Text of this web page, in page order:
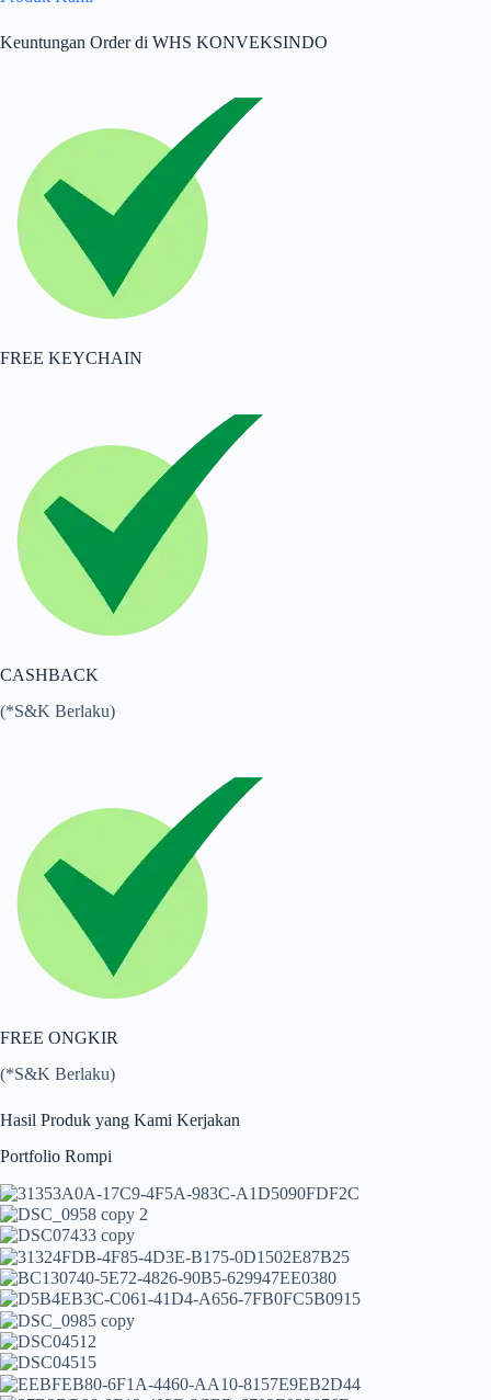
Keuntungan Order di WHS KONVEKSINDO
FREE KEYCHAIN
CASHBACK
(*S&K Berlaku)
FREE ONGKIR
(*S&K Berlaku)
Hasil Produk yang Kami Kerjakan
Portfolio Rompi